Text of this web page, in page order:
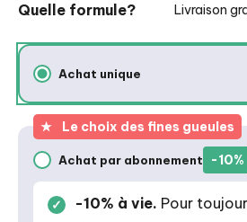
Quelle formule? Livraison
Achat unique
Achat unique
★ Le choix des fines gueules
Achat par abonnement
Achat par abonnement -10%
-10% à vie. Pour